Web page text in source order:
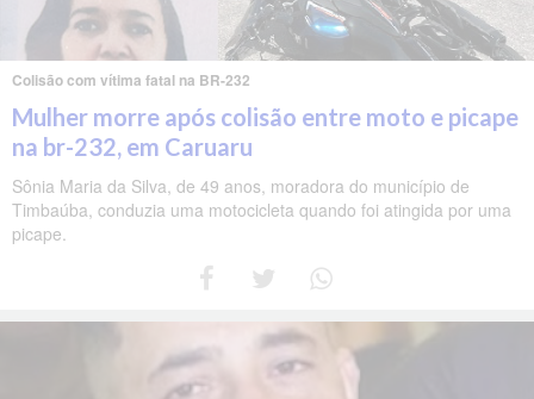
Colisão com vítima fatal na BR-232
Mulher morre após colisão entre moto e picape
na br-232, em Caruaru
Sônia Maria da Silva, de 49 anos, moradora do município de
Timbaúba, conduzia uma motocicleta quando foi atingida por uma
picape.